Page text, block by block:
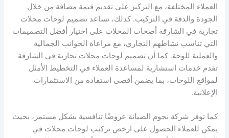
العملاء المختلفة، مع التركيز على تقديم قيمة مضافة من خلال
الجودة والدقة في التركيب. كذلك، تساعد تصميم لوحات محلات
تجارية في الشارقة أصحاب المحلات على اختيار أفضل التصميمات
التي تناسب نشاطهم التجاري، مع مراعاة الجوانب الجمالية
والعملية للوحة. كما أن تصميم لوحات محلات تجارية في الشارقة
تقدم خدمات استشارية لمساعدة العملاء في التخطيط الأمثل
لمواقع اللوحات، بما يضمن أقصى استفادة من الاستثمارات
الإعلانية.
كما توفر شركة نجوم الصيانة عروضًا تنافسية بشكل مستمر، بحيث
يمكن للعملاء الحصول على ارخص تركيب لوحات محلات في